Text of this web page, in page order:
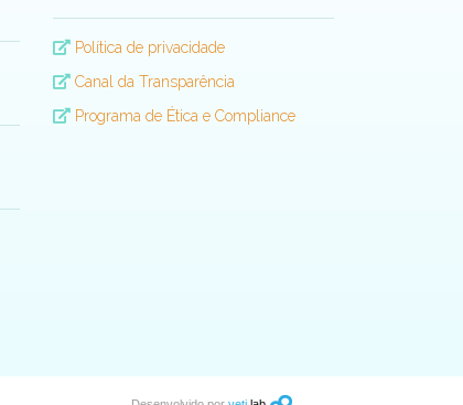
Política de privacidade
Canal da Transparência
Programa de Ética e Compliance